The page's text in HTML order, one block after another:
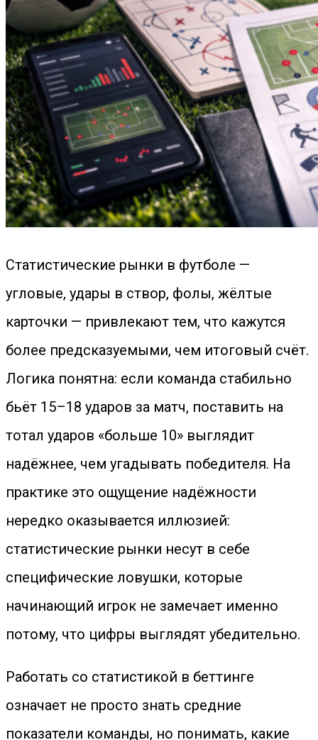
Статистические рынки в футболе —
угловые, удары в створ, фолы, жёлтые
карточки — привлекают тем, что кажутся
более предсказуемыми, чем итоговый счёт.
Логика понятна: если команда стабильно
бьёт 15–18 ударов за матч, поставить на
тотал ударов «больше 10» выглядит
надёжнее, чем угадывать победителя. На
практике это ощущение надёжности
нередко оказывается иллюзией:
статистические рынки несут в себе
специфические ловушки, которые
начинающий игрок не замечает именно
потому, что цифры выглядят убедительно.
Работать со статистикой в беттинге
означает не просто знать средние
показатели команды, но понимать, какие